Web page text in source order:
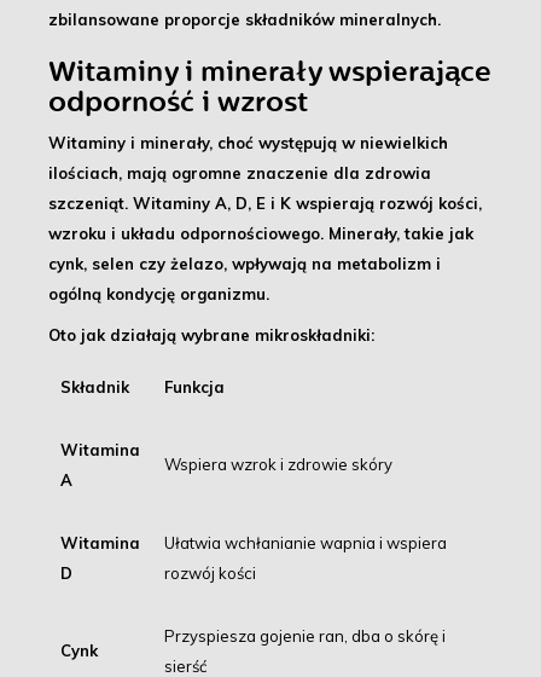
zbilansowane proporcje składników mineralnych.
Witaminy i minerały wspierające
odporność i wzrost
Witaminy i minerały, choć występują w niewielkich
ilościach, mają ogromne znaczenie dla zdrowia
szczeniąt. Witaminy A, D, E i K wspierają rozwój kości,
wzroku i układu odpornościowego. Minerały, takie jak
cynk, selen czy żelazo, wpływają na metabolizm i
ogólną kondycję organizmu.
Oto jak działają wybrane mikroskładniki:
Składnik Funkcja
Witamina
A
Wspiera wzrok i zdrowie skóry
Witamina
D
Ułatwia wchłanianie wapnia i wspiera
rozwój kości
Cynk
Przyspiesza gojenie ran, dba o skórę i
sierść